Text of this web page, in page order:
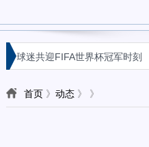
球迷共迎FIFA世界杯冠军时刻 «
首页》 动态》 》